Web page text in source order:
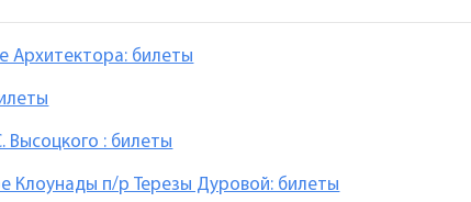
Архитектора: билеты
Высоцкого : билеты
Клоунады п/р Терезы Дуровой: билеты